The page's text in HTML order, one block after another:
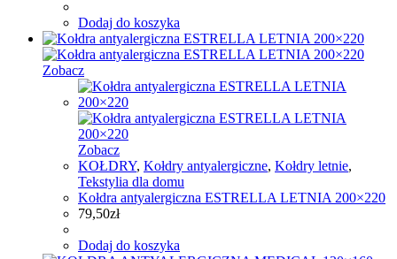
Dodaj do koszyka
Zobacz
Zobacz
KOŁDRY, Kołdry antyalergiczne, Kołdry letnie,
Tekstylia dla domu
Kołdra antyalergiczna ESTRELLA LETNIA 200×220
79,50zł
Dodaj do koszyka